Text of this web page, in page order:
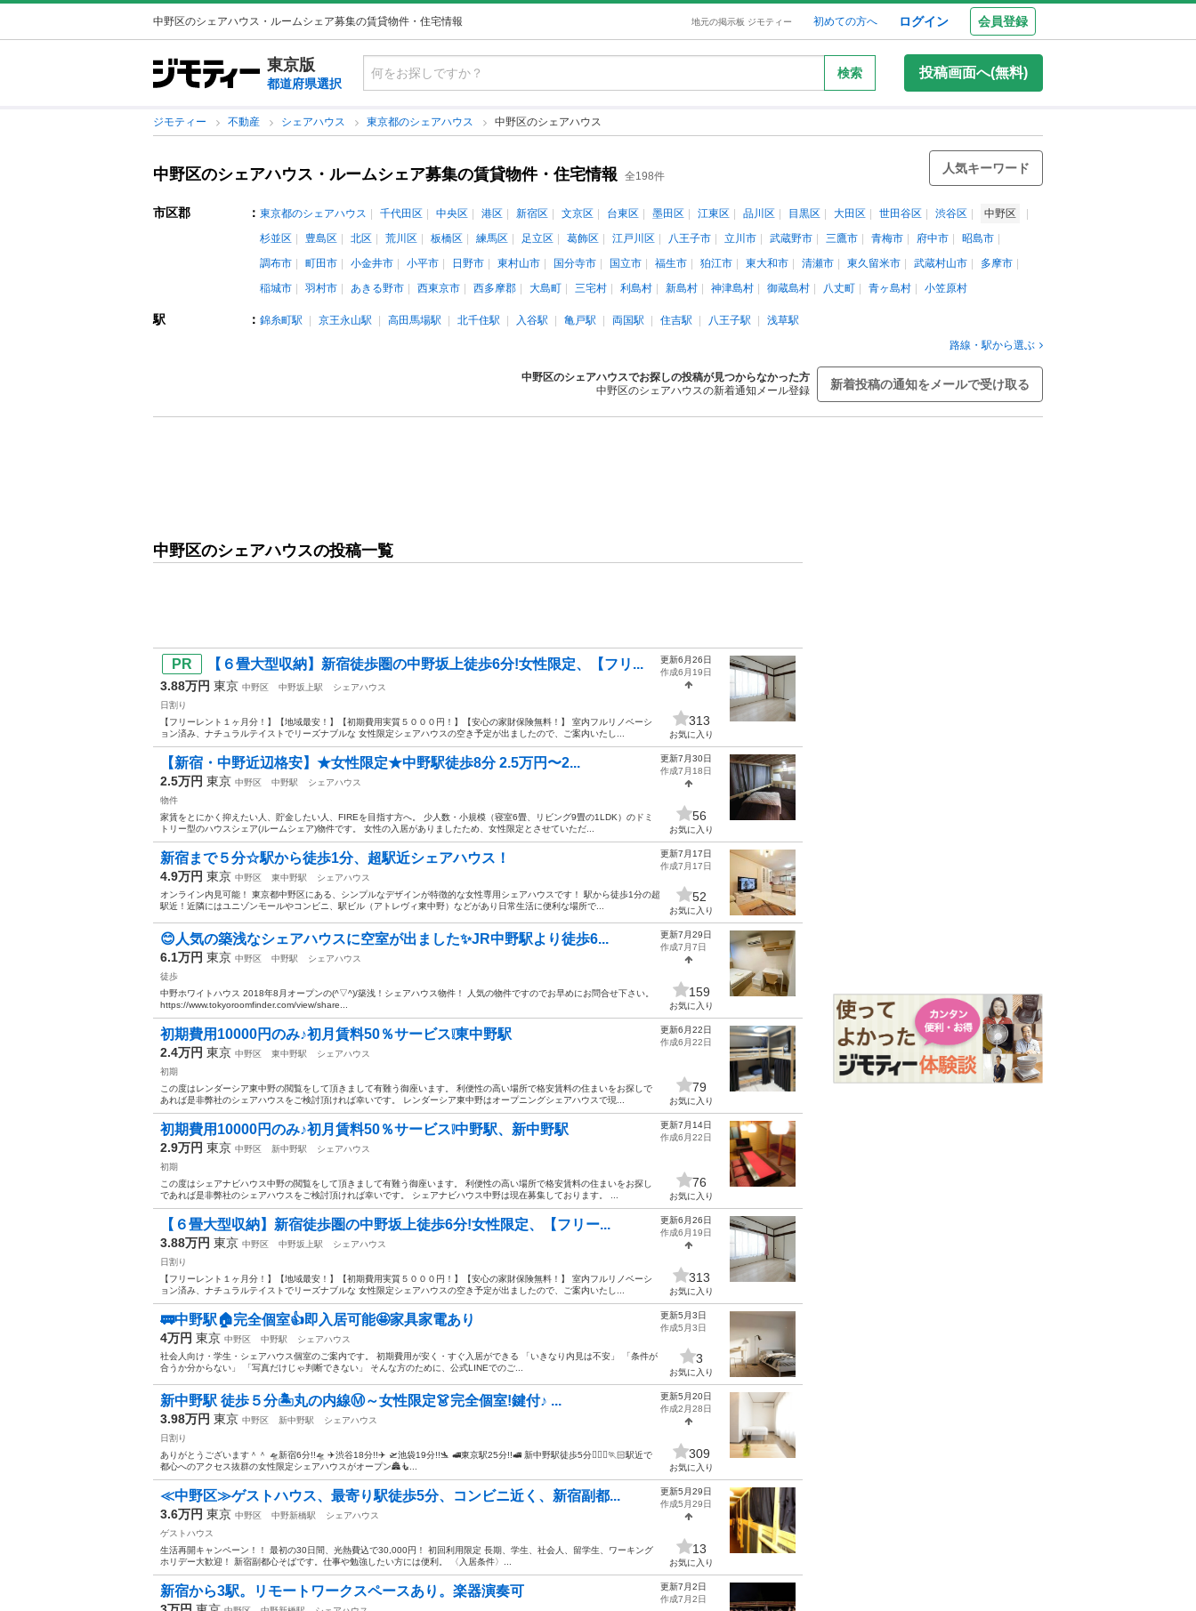
中野区のシェアハウス・ルームシェア募集の賃貸物件・住宅情報 地元の掲示板 ジモティー 初めての方へ ログイン 会員登録
東京版
都道府県選択
検索 投稿画面へ(無料)
ジモティー 不動産 シェアハウス 東京都のシェアハウス 中野区のシェアハウス
中野区のシェアハウス・ルームシェア募集の賃貸物件・住宅情報 全198件
人気キーワード
市区郡 ： 東京都のシェアハウス 千代田区 中央区 港区 新宿区 文京区 台東区 墨田区 江東区 品川区 目黒区 大田区 世田谷区 渋谷区
中野区
杉並区
豊島区 北区 荒川区 板橋区 練馬区 足立区 葛飾区 江戸川区 八王子市 立川市 武蔵野市 三鷹市 青梅市 府中市
昭島市
調布市
町田市 小金井市 小平市 日野市 東村山市 国分寺市 国立市 福生市 狛江市 東大和市 清瀬市 東久留米市 武蔵村山市
多摩市
稲城市
羽村市 あきる野市 西東京市 西多摩郡 大島町 三宅村 利島村 新島村 神津島村 御蔵島村 八丈町 青ヶ島村 小笠原村
駅 ： 錦糸町駅 京王永山駅 高田馬場駅 北千住駅 入谷駅 亀戸駅 両国駅 住吉駅 八王子駅
浅草駅
路線・駅から選ぶ
中野区のシェアハウスでお探しの投稿が見つからなかった方
中野区のシェアハウスの新着通知メール登録
新着投稿の通知をメールで受け取る
中野区のシェアハウスの投稿一覧
【６畳大型収納】新宿徒歩圏の中野坂上徒歩6分!女性限定、【フリ...
3.88万円 東京 中野区 中野坂上駅
シェアハウス
日割り
【フリーレント１ヶ月分！】【地域最安！】【初期費用実質５０００円！】【安心の家財保険無料！】 室内フルリノベーシ
ョン済み、ナチュラルテイストでリーズナブルな 女性限定シェアハウスの空き予定が出ましたので、ご案内いたし...
更新6月26日
作成6月19日
313
お気に入り
【新宿・中野近辺格安】★女性限定★中野駅徒歩8分 2.5万円〜2...
2.5万円 東京 中野区 中野駅
シェアハウス
物件
家賃をとにかく抑えたい人、貯金したい人、FIREを目指す方へ。 少人数・小規模（寝室6畳、リビング9畳の1LDK）のドミ
トリー型のハウスシェア(ルームシェア)物件です。 女性の入居がありましたため、女性限定とさせていただ...
更新7月30日
作成7月18日
56
お気に入り
新宿まで５分☆駅から徒歩1分、超駅近シェアハウス！
4.9万円 東京 中野区 東中野駅
シェアハウス
オンライン内見可能！ 東京都中野区にある、シンプルなデザインが特徴的な女性専用シェアハウスです！ 駅から徒歩1分の超
駅近！近隣にはユニゾンモールやコンビニ、駅ビル（アトレヴィ東中野）などがあり日常生活に便利な場所で...
更新7月17日
作成7月17日
52
お気に入り
😊人気の築浅なシェアハウスに空室が出ました✨JR中野駅より徒歩6...
6.1万円 東京 中野区 中野駅
シェアハウス
徒歩
中野ホワイトハウス 2018年8月オープンの(^▽^)/築浅！シェアハウス物件！ 人気の物件ですのでお早めにお問合せ下さい。
https://www.tokyoroomfinder.com/view/share...
更新7月29日
作成7月7日
159
お気に入り
初期費用10000円のみ♪初月賃料50％サービス❕東中野駅
2.4万円 東京 中野区 東中野駅
シェアハウス
初期
この度はレンダーシア東中野の閲覧をして頂きまして有難う御座います。 利便性の高い場所で格安賃料の住まいをお探しで
あれば是非弊社のシェアハウスをご検討頂ければ幸いです。 レンダーシア東中野はオープニングシェアハウスで現...
更新6月22日
作成6月22日
79
お気に入り
初期費用10000円のみ♪初月賃料50％サービス❕中野駅、新中野駅
2.9万円 東京 中野区 新中野駅
シェアハウス
初期
この度はシェアナビハウス中野の閲覧をして頂きまして有難う御座います。 利便性の高い場所で格安賃料の住まいをお探し
であれば是非弊社のシェアハウスをご検討頂ければ幸いです。 シェアナビハウス中野は現在募集しております。 ...
更新7月14日
作成6月22日
76
お気に入り
【６畳大型収納】新宿徒歩圏の中野坂上徒歩6分!女性限定、【フリー...
3.88万円 東京 中野区 中野坂上駅
シェアハウス
日割り
【フリーレント１ヶ月分！】【地域最安！】【初期費用実質５０００円！】【安心の家財保険無料！】 室内フルリノベーシ
ョン済み、ナチュラルテイストでリーズナブルな 女性限定シェアハウスの空き予定が出ましたので、ご案内いたし...
更新6月26日
作成6月19日
313
お気に入り
🚃中野駅🏠完全個室👍即入居可能🤩家具家電あり
4万円 東京 中野区 中野駅
シェアハウス
社会人向け・学生・シェアハウス個室のご案内です。 初期費用が安く・すぐ入居ができる 「いきなり内見は不安」 「条件が
合うか分からない」 「写真だけじゃ判断できない」 そんな方のために、公式LINEでのご...
更新5月3日
作成5月3日
3
お気に入り
新中野駅 徒歩５分🏝️丸の内線Ⓜ️～女性限定👗完全個室!鍵付♪ ...
3.98万円 東京 中野区 新中野駅
シェアハウス
日割り
ありがとうございます＾＾ 🛸新宿6分!!🛸 ✈️渋谷18分!!✈️ 🛫池袋19分!!🛬 🚅東京駅25分!!🚅 新中野駅徒歩5分💁🏻‍♂️🏃🏻駅近で
都心へのアクセス抜群の女性限定シェアハウスがオープン🏯🧜...
更新5月20日
作成2月28日
309
お気に入り
≪中野区≫ゲストハウス、最寄り駅徒歩5分、コンビニ近く、新宿副都...
3.6万円 東京 中野区 中野新橋駅
シェアハウス
ゲストハウス
生活再開キャンペーン！！ 最初の30日間、光熱費込で30,000円！ 初回利用限定 長期、学生、社会人、留学生、ワーキング
ホリデー大歓迎！ 新宿副都心そばです。仕事や勉強したい方には便利。 〈入居条件〉...
更新5月29日
作成5月29日
13
お気に入り
新宿から3駅。リモートワークスペースあり。楽器演奏可
更新7月2日
作成7月2日